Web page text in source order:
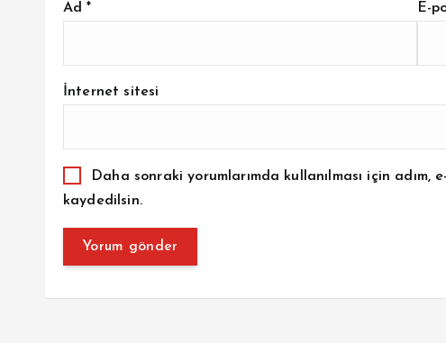
Ad* E-
İnternet sitesi
Daha sonraki yorumlarımda kullanılması için
kaydedilsin.